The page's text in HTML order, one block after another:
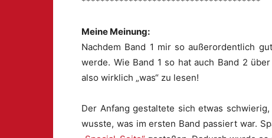
Meine Meinung:
Nachdem Band 1 mir so außerordentlich
werde. Wie Band 1 so hat auch Band 2
also wirklich „was“ zu lesen!
Der Anfang gestaltete sich etwas
wusste, was im ersten Band passiert war.